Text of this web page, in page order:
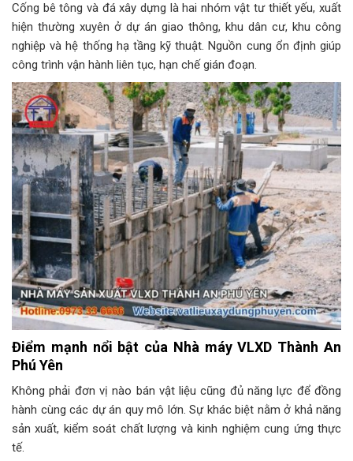
Cống bê tông và đá xây dựng là hai nhóm vật tư thiết yếu, xuất
hiện thường xuyên ở dự án giao thông, khu dân cư, khu công
nghiệp và hệ thống hạ tầng kỹ thuật. Nguồn cung ổn định giúp
công trình vận hành liên tục, hạn chế gián đoạn.
Điểm mạnh nổi bật của Nhà máy VLXD Thành An
Phú Yên
Không phải đơn vị nào bán vật liệu cũng đủ năng lực để đồng
hành cùng các dự án quy mô lớn. Sự khác biệt nằm ở khả năng
sản xuất, kiểm soát chất lượng và kinh nghiệm cung ứng thực
tế.